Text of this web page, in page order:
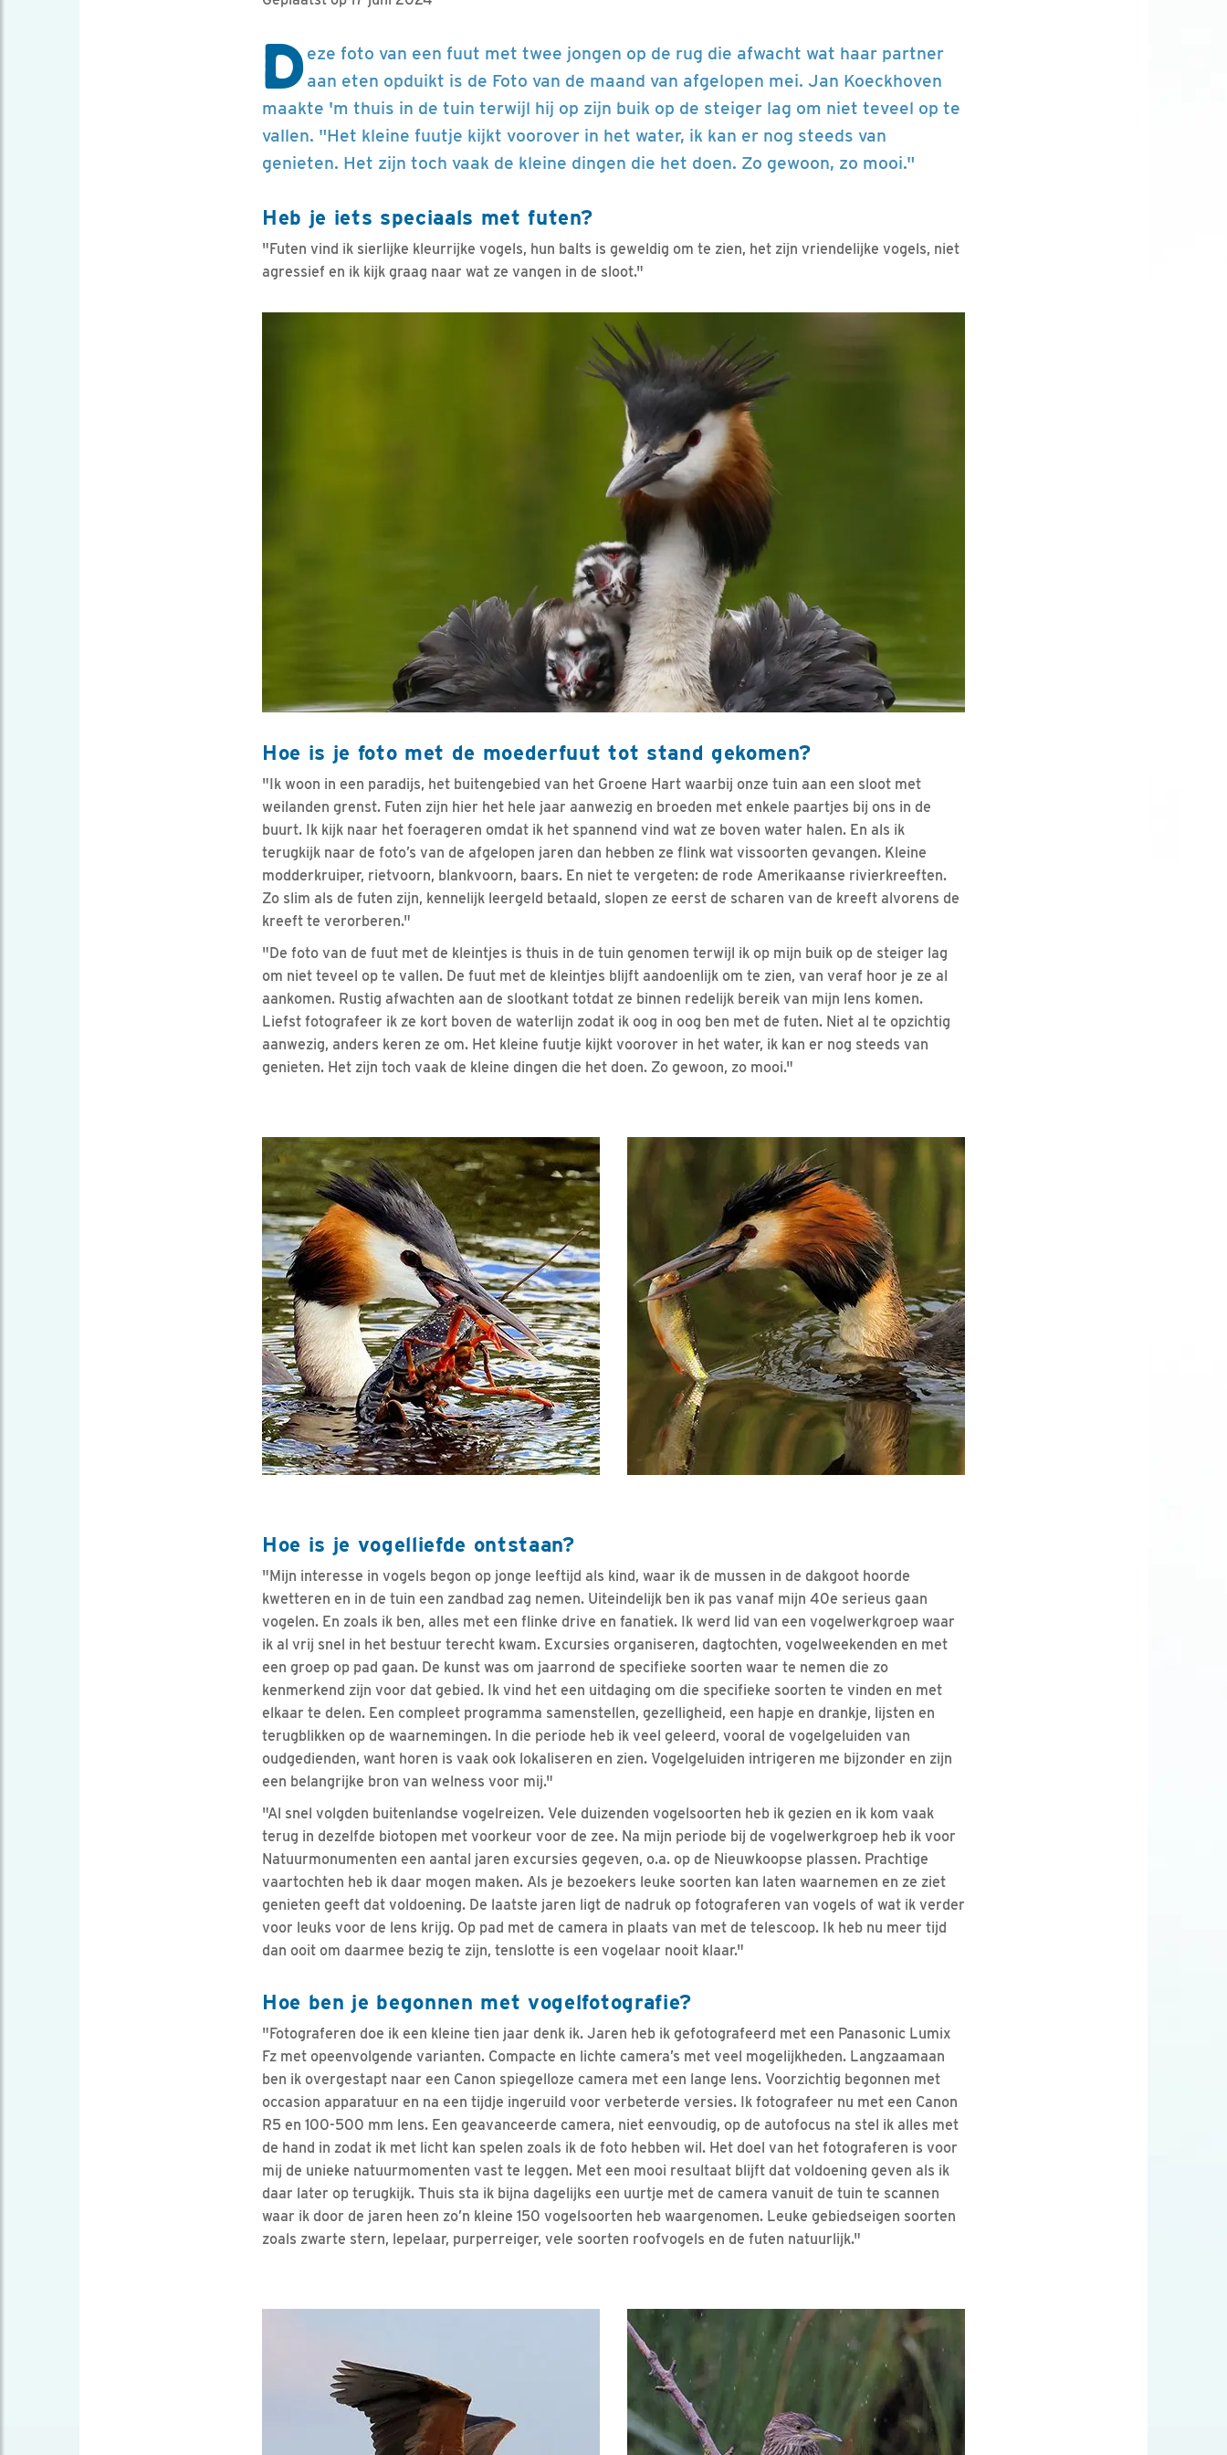
Deze foto van een fuut met twee jongen op de rug die afwacht wat haar partner
aan eten opduikt is de Foto van de maand van afgelopen mei. Jan Koeckhoven
maakte 'm thuis in de tuin terwijl hij op zijn buik op de steiger lag om niet teveel op te
vallen. "Het kleine fuutje kijkt voorover in het water, ik kan er nog steeds van
genieten. Het zijn toch vaak de kleine dingen die het doen. Zo gewoon, zo mooi."
Heb je iets speciaals met futen?
"Futen vind ik sierlijke kleurrijke vogels, hun balts is geweldig om te zien, het zijn vriendelijke vogels, niet
agressief en ik kijk graag naar wat ze vangen in de sloot."
Hoe is je foto met de moederfuut tot stand gekomen?
"Ik woon in een paradijs, het buitengebied van het Groene Hart waarbij onze tuin aan een sloot met
weilanden grenst. Futen zijn hier het hele jaar aanwezig en broeden met enkele paartjes bij ons in de
buurt. Ik kijk naar het foerageren omdat ik het spannend vind wat ze boven water halen. En als ik
terugkijk naar de foto’s van de afgelopen jaren dan hebben ze flink wat vissoorten gevangen. Kleine
modderkruiper, rietvoorn, blankvoorn, baars. En niet te vergeten: de rode Amerikaanse rivierkreeften.
Zo slim als de futen zijn, kennelijk leergeld betaald, slopen ze eerst de scharen van de kreeft alvorens de
kreeft te verorberen."
"De foto van de fuut met de kleintjes is thuis in de tuin genomen terwijl ik op mijn buik op de steiger lag
om niet teveel op te vallen. De fuut met de kleintjes blijft aandoenlijk om te zien, van veraf hoor je ze al
aankomen. Rustig afwachten aan de slootkant totdat ze binnen redelijk bereik van mijn lens komen.
Liefst fotografeer ik ze kort boven de waterlijn zodat ik oog in oog ben met de futen. Niet al te opzichtig
aanwezig, anders keren ze om. Het kleine fuutje kijkt voorover in het water, ik kan er nog steeds van
genieten. Het zijn toch vaak de kleine dingen die het doen. Zo gewoon, zo mooi."
Hoe is je vogelliefde ontstaan?
"Mijn interesse in vogels begon op jonge leeftijd als kind, waar ik de mussen in de dakgoot hoorde
kwetteren en in de tuin een zandbad zag nemen. Uiteindelijk ben ik pas vanaf mijn 40e serieus gaan
vogelen. En zoals ik ben, alles met een flinke drive en fanatiek. Ik werd lid van een vogelwerkgroep waar
ik al vrij snel in het bestuur terecht kwam. Excursies organiseren, dagtochten, vogelweekenden en met
een groep op pad gaan. De kunst was om jaarrond de specifieke soorten waar te nemen die zo
kenmerkend zijn voor dat gebied. Ik vind het een uitdaging om die specifieke soorten te vinden en met
elkaar te delen. Een compleet programma samenstellen, gezelligheid, een hapje en drankje, lijsten en
terugblikken op de waarnemingen. In die periode heb ik veel geleerd, vooral de vogelgeluiden van
oudgedienden, want horen is vaak ook lokaliseren en zien. Vogelgeluiden intrigeren me bijzonder en zijn
een belangrijke bron van welness voor mij."
"Al snel volgden buitenlandse vogelreizen. Vele duizenden vogelsoorten heb ik gezien en ik kom vaak
terug in dezelfde biotopen met voorkeur voor de zee. Na mijn periode bij de vogelwerkgroep heb ik voor
Natuurmonumenten een aantal jaren excursies gegeven, o.a. op de Nieuwkoopse plassen. Prachtige
vaartochten heb ik daar mogen maken. Als je bezoekers leuke soorten kan laten waarnemen en ze ziet
genieten geeft dat voldoening. De laatste jaren ligt de nadruk op fotograferen van vogels of wat ik verder
voor leuks voor de lens krijg. Op pad met de camera in plaats van met de telescoop. Ik heb nu meer tijd
dan ooit om daarmee bezig te zijn, tenslotte is een vogelaar nooit klaar."
Hoe ben je begonnen met vogelfotografie?
"Fotograferen doe ik een kleine tien jaar denk ik. Jaren heb ik gefotografeerd met een Panasonic Lumix
Fz met opeenvolgende varianten. Compacte en lichte camera’s met veel mogelijkheden. Langzaamaan
ben ik overgestapt naar een Canon spiegelloze camera met een lange lens. Voorzichtig begonnen met
occasion apparatuur en na een tijdje ingeruild voor verbeterde versies. Ik fotografeer nu met een Canon
R5 en 100-500 mm lens. Een geavanceerde camera, niet eenvoudig, op de autofocus na stel ik alles met
de hand in zodat ik met licht kan spelen zoals ik de foto hebben wil. Het doel van het fotograferen is voor
mij de unieke natuurmomenten vast te leggen. Met een mooi resultaat blijft dat voldoening geven als ik
daar later op terugkijk. Thuis sta ik bijna dagelijks een uurtje met de camera vanuit de tuin te scannen
waar ik door de jaren heen zo’n kleine 150 vogelsoorten heb waargenomen. Leuke gebiedseigen soorten
zoals zwarte stern, lepelaar, purperreiger, vele soorten roofvogels en de futen natuurlijk."